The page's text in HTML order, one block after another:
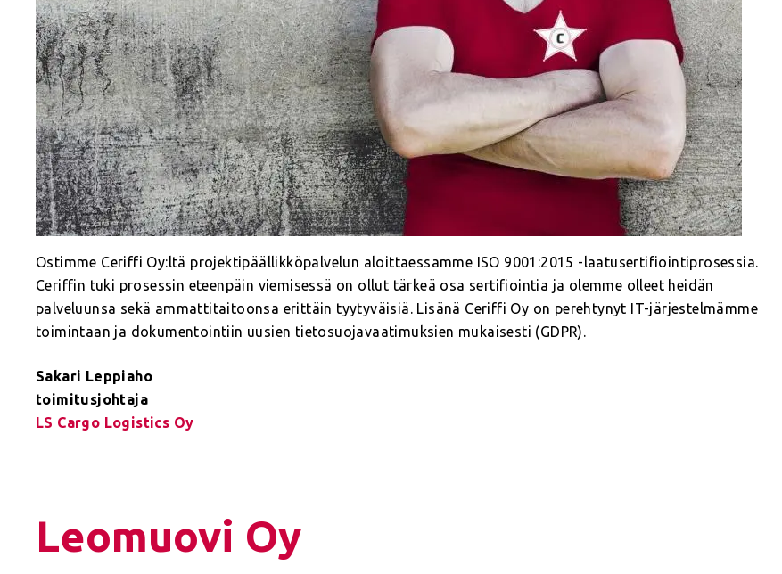
Ostimme Ceriffi Oy:ltä projektipäällikköpalvelun aloittaessamme ISO 9001:2015 -laatusertifiointiprosessia.
Ceriffin tuki prosessin eteenpäin viemisessä on ollut tärkeä osa sertifiointia ja olemme olleet heidän
palveluunsa sekä ammattitaitoonsa erittäin tyytyväisiä. Lisänä Ceriffi Oy on perehtynyt IT-järjestelmämme
toimintaan ja dokumentointiin uusien tietosuojavaatimuksien mukaisesti (GDPR).
Sakari Leppiaho
toimitusjohtaja
LS Cargo Logistics Oy
Leomuovi Oy